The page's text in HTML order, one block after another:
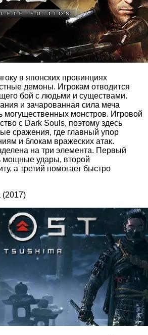
в японских провинциях
демоны. Игрокам отводится
бой с людьми и существами.
и зачарованная сила меча
могущественных монстров. Игровой
с Dark Souls, поэтому здесь
сражения, где главный упор
и блокам вражеских атак.
на три элемента. Первый
мощные удары, второй
а третий помогает быстро
(2017)